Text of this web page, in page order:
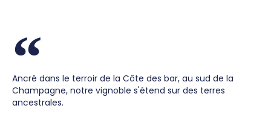
Ancré dans le terroir de la Côte des bar, au sud de la
Champagne, notre vignoble s'étend sur des terres
ancestrales.